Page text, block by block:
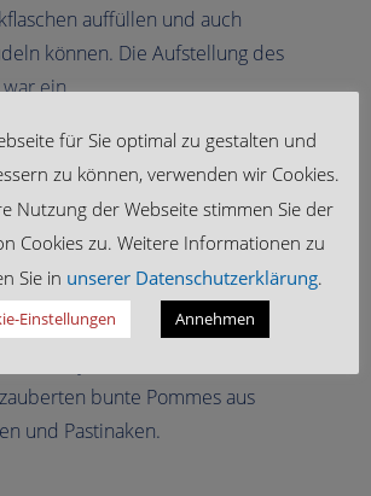
Kontraste
auffüllen und auch
können. Die Aufstellung des
war ein…
6b kocht bunte
bunte Pommes aus
und Pastinaken.
für Sie optimal zu gestalten und
zu können, verwenden wir Cookies.
Nutzung der Webseite stimmen Sie der
Cookies zu. Weitere Informationen zu
Sie in unserer Datenschutzerklärung.
Einstellungen Annehmen